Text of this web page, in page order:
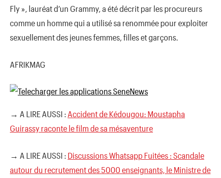
Fly », lauréat d’un Grammy, a été décrit par les procureurs
comme un homme qui a utilisé sa renommée pour exploiter
sexuellement des jeunes femmes, filles et garçons.
AFRIKMAG
→ A LIRE AUSSI : Accident de Kédougou: Moustapha
Guirassy raconte le film de sa mésaventure
→ A LIRE AUSSI : Discussions Whatsapp Fuitées : Scandale
autour du recrutement des 5000 enseignants, le Ministre de